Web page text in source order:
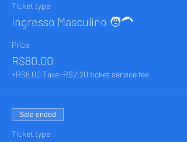
Ticket type
Ingresso Masculino 🧑‍🦱
Price
R$80.00
+R$8.00 Taxa+R$2.20 ticket service fee
Sale ended
Ticket type